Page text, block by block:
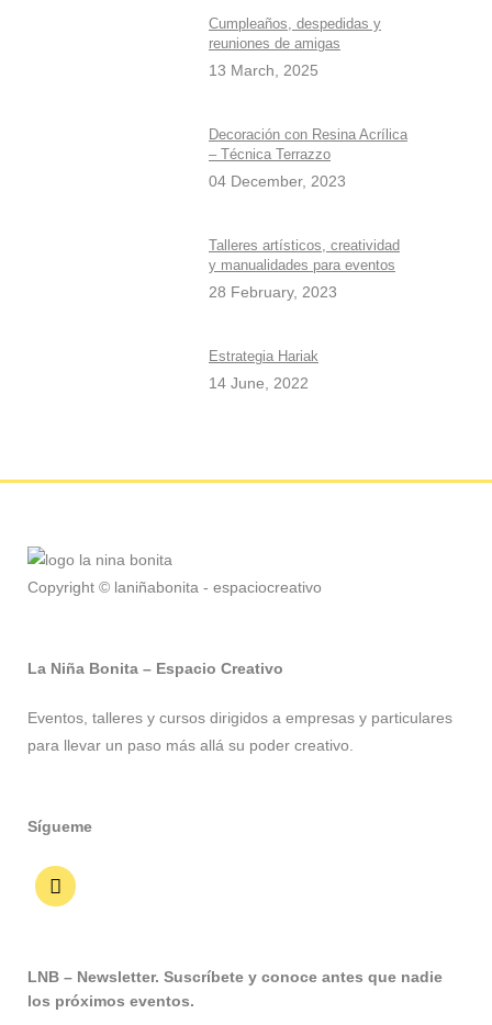
Cumpleaños, despedidas y
reuniones de amigas
13 March, 2025
Decoración con Resina Acrílica
– Técnica Terrazzo
04 December, 2023
Talleres artísticos, creatividad
y manualidades para eventos
28 February, 2023
Estrategia Hariak
14 June, 2022
Copyright © laniñabonita - espaciocreativo
La Niña Bonita – Espacio Creativo
Eventos, talleres y cursos dirigidos a empresas y particulares
para llevar un paso más allá su poder creativo.
Sígueme
LNB – Newsletter. Suscríbete y conoce antes que nadie
los próximos eventos.